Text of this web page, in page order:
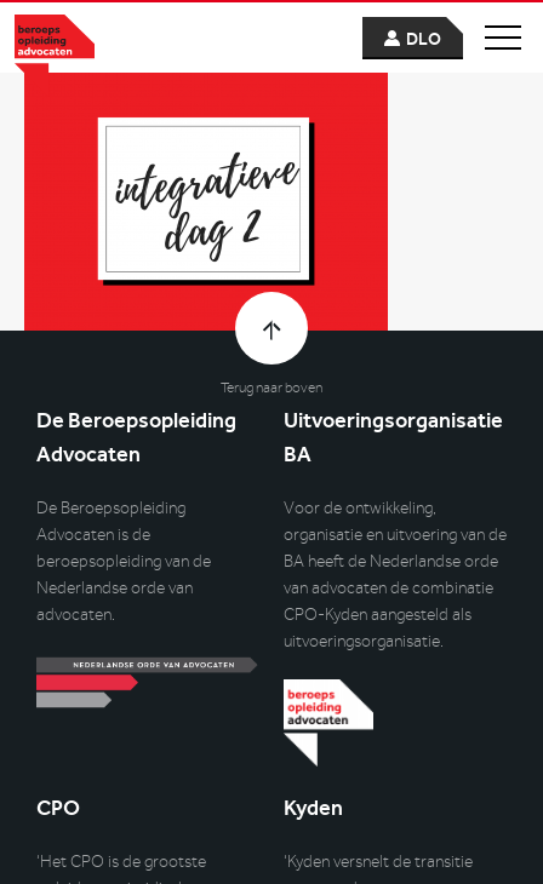
DLO
Terug naar boven
De Beroepsopleiding
Advocaten
De Beroepsopleiding
Advocaten is de
beroepsopleiding van de
Nederlandse orde van
advocaten.
Uitvoeringsorganisatie
BA
Voor de ontwikkeling,
organisatie en uitvoering van de
BA heeft de Nederlandse orde
van advocaten de combinatie
CPO-Kyden aangesteld als
uitvoeringsorganisatie.
CPO
‘Het CPO is de grootste
Kyden
‘Kyden versnelt de transitie